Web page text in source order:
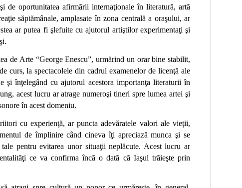
de oportunitatea afirmării internaţionale în literatură, artă
săptămânale, amplasate în zona centrală a oraşului, ar
ar putea fi şlefuite cu ajutorul artiştilor experimentaţi şi
de Arte “George Enescu”, urmărind un orar bine stabilit,
curs, la spectacolele din cadrul examenelor de licenţă ale
şi înţelegând cu ajutorul acestora importanţa literaturii în
acest lucru ar atrage numeroşi tineri spre lumea artei şi
în acest domeniu.
cu experienţă, ar puncta adevăratele valori ale vieţii,
de împlinire când cineva îţi apreciază munca şi se
pentru evitarea unor situaţii neplăcute. Acest lucru ar
ce va confirma încă o dată că Iaşul trăieşte prin